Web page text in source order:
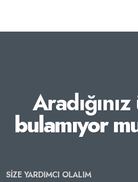
bulamıyor
SİZE YARDIMCI OLALIM